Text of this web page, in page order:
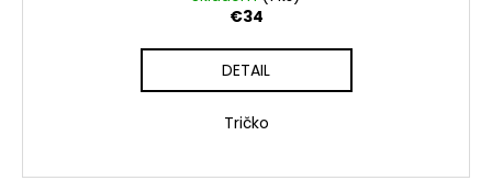
€34
DETAIL
Tričko